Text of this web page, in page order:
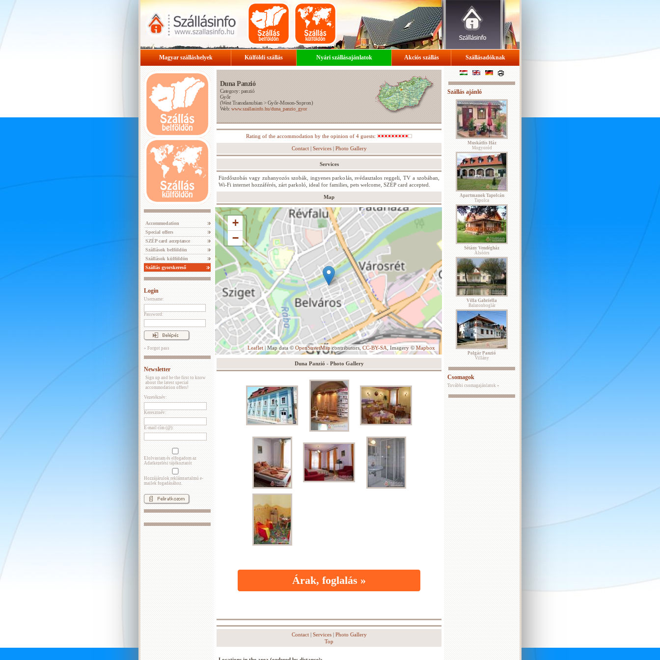
Magyar szálláshelyek Külföldi szállás Nyári szállásajánlatok Akciós szállás Szállásadóknak
Accommodation
Special offers
SZÉP card acceptance
Szállások belföldön
Szállások külföldön
Szállás gyorskereső
Login
Username:
Password:
» Forgot pass
Newsletter
Sign up and be the first to know
about the latest special
accommodation offers!
Vezetéknév:
Keresztnév:
E-mail cím (@):
Elolvastam és elfogadom az
Adatkezelési tájékoztatót
Hozzájárulok reklámtartalmú e-
mailek fogadásához.
Duna Panzió
Category: panzió
Győr
(West Transdanubian >Győr-Moson-Sopron)
Web:www.szallasinfo.hu/duna_panzio_gyor
Rating of the accommodation by the opinion of 4 guests:
Contact| Services| Photo Gallery
Services
Fürdőszobás vagy zuhanyozós szobák, ingyenes parkolás, svédasztalos reggeli, TV a szobában,
Wi-Fi internet hozzáférés, zárt parkoló, ideal for families, pets welcome, SZÉP card accepted.
Map
+
−
Leaflet | Map data © OpenStreetMapcontributors, CC-BY-SA , Imagery © Mapbox
Duna Panzió - Photo Gallery
Árak, foglalás »
Contact| Services| Photo Gallery
Top
Szállás ajánló
Muskátlis Ház
Mogyoród
Apartmanok Tapolcán
Tapolca
Sétány Vendégház
Alsóörs
Villa Gabriella
Balatonboglár
Polgár Panzió
Villány
Csomagok
További csomagajánlatok »